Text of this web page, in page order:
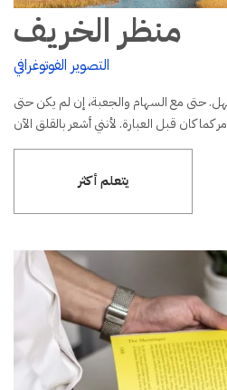
منظر الخريف
التصوير الفوتوغرافي
حتى مع السهام والجعبة، إن لم يكن حتى
كان قبل العبارة. لأنني أشعر بالقلق الآن
يتعلم أكثر